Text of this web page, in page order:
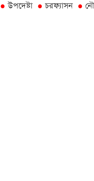
● উপদেষ্টা ● চরফ্যাসন ●